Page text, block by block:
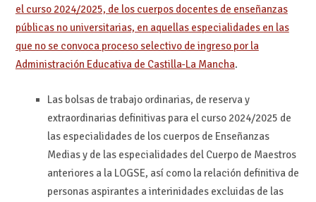
el curso 2024/2025, de los cuerpos docentes de enseñanzas
públicas no universitarias, en aquellas especialidades en las
que no se convoca proceso selectivo de ingreso por la
Administración Educativa de Castilla-La Mancha.
Las bolsas de trabajo ordinarias, de reserva y
extraordinarias definitivas para el curso 2024/2025 de
las especialidades de los cuerpos de Enseñanzas
Medias y de las especialidades del Cuerpo de Maestros
anteriores a la LOGSE, así como la relación definitiva de
personas aspirantes a interinidades excluidas de las